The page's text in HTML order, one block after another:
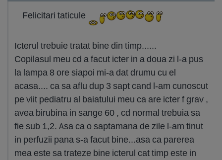
Felicitari taticule
Icterul trebuie tratat bine din timp......
Copilasul meu cd a facut icter in a doua zi l-a pus
la lampa 8 ore siapoi mi-a dat drumu cu el
acasa.... ca sa aflu dup 3 sapt cand l-am cunoscut
pe viit pediatru al baiatului meu ca are icter f grav ,
avea birubina in sange 60 , cd normal trebuia sa
fie sub 1,2. Asa ca o saptamana de zile l-am tinut
in perfuzii pana s-a facut bine...asa ca parerea
mea este sa trateze bine icterul cat timp este in